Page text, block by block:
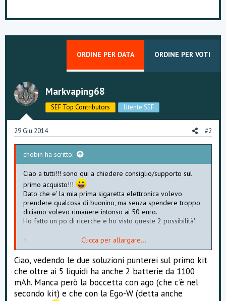
ORDINE PER DATA ORDINE PER VOTI
Markvaping68
SEF Top Contributors Utente SEF
29 Giu 2014 #2
chobin ha scritto:
Ciao a tutti!!! sono qui a chiedere consiglio/supporto sul
primo acquisto!!!
Dato che e' la mia prima sigaretta elettronica volevo
prendere qualcosa di buonino, ma senza spendere troppo
diciamo volevo rimanere intonso ai 50 euro.
Ho fatto un po di ricerche e ho visto queste 2 possibilità':
1)
Accedi o Registrati per vedere questo contenuto.
e in più prendere qualche cartomizzatore
il kit e' cosi composto:
n. 5 - Flaconi di liquido gustofumo assortiti da 10 ml
Clicca per allargare...
Ciao, vedendo le due soluzioni punterei sul primo kit
che oltre ai 5 liquidi ha anche 2 batterie da 1100
mAh. Manca però la boccetta con ago (che c'è nel
secondo kit) e che con la Ego-W (detta anche